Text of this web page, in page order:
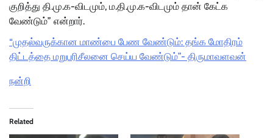
குறித்து தி.மு.க-விடமும், ம.தி.மு.க-விடமும் தான் கேட்க
வேண்டும்” என்றார்.
“முதல்வருக்கான மாண்பை பேண வேண்டும்: தங்க மோதிரம்
திட்டத்தை மறுபரிசீலனை செய்ய வேண்டும்”- திருமாவளவன்
நன்றி
Related